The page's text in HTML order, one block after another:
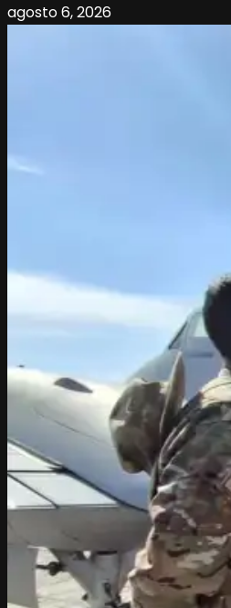
agosto 6, 2026